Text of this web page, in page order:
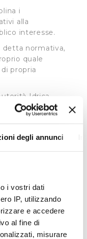
degli annunci
i vostri dati
IP, utilizzando
e accedere
al fine di
misurare
i
alla
interesse.
detta normativa,
quale
propria
Idrica
in parte, i propri
servizio idrico
sono
ai
di parte la
di